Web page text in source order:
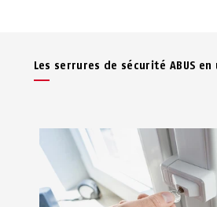
Les serrures de sécurité ABUS